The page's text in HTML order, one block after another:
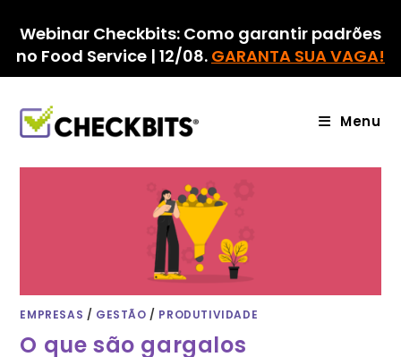
para
conteúdo
Webinar Checkbits: Como garantir padrões
no Food Service | 12/08. GARANTA SUA VAGA!
Menu
EMPRESAS / GESTÃO / PRODUTIVIDADE
O que são gargalos